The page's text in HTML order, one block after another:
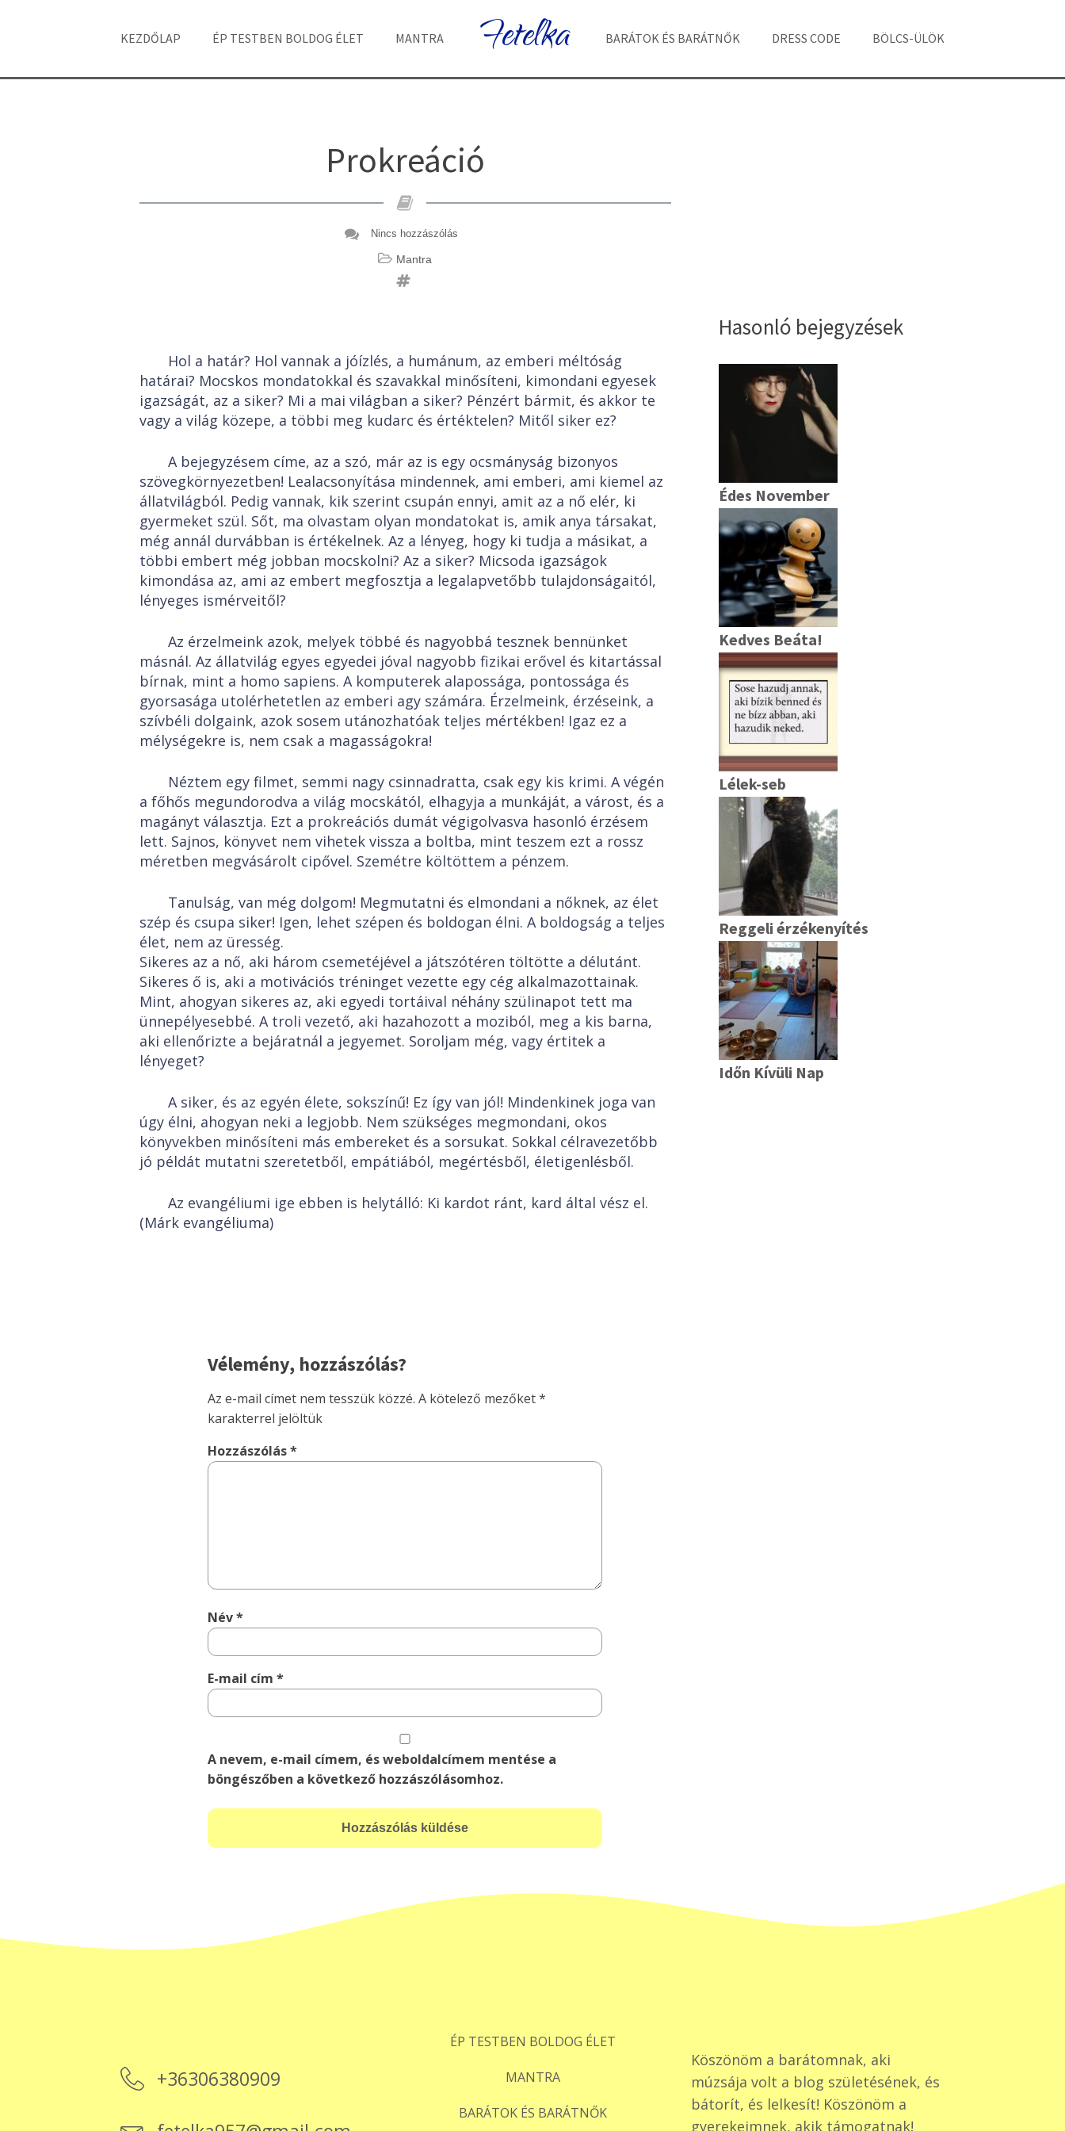
KEZDŐLAP ÉP TESTBEN BOLDOG ÉLET MANTRA Fetelka BARÁTOK ÉS BARÁTNŐK DRESS CODE BÖLCS-ÜLÖK
Prokreáció
Nincs hozzászólás
Mantra
Hol a határ? Hol vannak a jóízlés, a humánum, az emberi méltóság
határai? Mocskos mondatokkal és szavakkal minősíteni, kimondani egyesek
igazságát, az a siker? Mi a mai világban a siker? Pénzért bármit, és akkor te
vagy a világ közepe, a többi meg kudarc és értéktelen? Mitől siker ez?
A bejegyzésem címe, az a szó, már az is egy ocsmányság bizonyos
szövegkörnyezetben! Lealacsonyítása mindennek, ami emberi, ami kiemel az
állatvilágból. Pedig vannak, kik szerint csupán ennyi, amit az a nő elér, ki
gyermeket szül. Sőt, ma olvastam olyan mondatokat is, amik anya társakat,
még annál durvábban is értékelnek. Az a lényeg, hogy ki tudja a másikat, a
többi embert még jobban mocskolni? Az a siker? Micsoda igazságok
kimondása az, ami az embert megfosztja a legalapvetőbb tulajdonságaitól,
lényeges ismérveitől?
Az érzelmeink azok, melyek többé és nagyobbá tesznek bennünket
másnál. Az állatvilág egyes egyedei jóval nagyobb fizikai erővel és kitartással
bírnak, mint a homo sapiens. A komputerek alapossága, pontossága és
gyorsasága utolérhetetlen az emberi agy számára. Érzelmeink, érzéseink, a
szívbéli dolgaink, azok sosem utánozhatóak teljes mértékben! Igaz ez a
mélységekre is, nem csak a magasságokra!
Néztem egy filmet, semmi nagy csinnadratta, csak egy kis krimi. A végén
a főhős megundorodva a világ mocskától, elhagyja a munkáját, a várost, és a
magányt választja. Ezt a prokreációs dumát végigolvasva hasonló érzésem
lett. Sajnos, könyvet nem vihetek vissza a boltba, mint teszem ezt a rossz
méretben megvásárolt cipővel. Szemétre költöttem a pénzem.
Tanulság, van még dolgom! Megmutatni és elmondani a nőknek, az élet
szép és csupa siker! Igen, lehet szépen és boldogan élni. A boldogság a teljes
élet, nem az üresség.
Sikeres az a nő, aki három csemetéjével a játszótéren töltötte a délutánt.
Sikeres ő is, aki a motivációs tréninget vezette egy cég alkalmazottainak.
Mint, ahogyan sikeres az, aki egyedi tortáival néhány szülinapot tett ma
ünnepélyesebbé. A troli vezető, aki hazahozott a moziból, meg a kis barna,
aki ellenőrizte a bejáratnál a jegyemet. Soroljam még, vagy értitek a
lényeget?
A siker, és az egyén élete, sokszínű! Ez így van jól! Mindenkinek joga van
úgy élni, ahogyan neki a legjobb. Nem szükséges megmondani, okos
könyvekben minősíteni más embereket és a sorsukat. Sokkal célravezetőbb
jó példát mutatni szeretetből, empátiából, megértésből, életigenlésből.
Az evangéliumi ige ebben is helytálló: Ki kardot ránt, kard által vész el.
(Márk evangéliuma)
Vélemény, hozzászólás?
Az e-mail címet nem tesszük közzé. A kötelező mezőket*
karakterrel jelöltük
Hozzászólás*
Név*
E-mail cím*
A nevem, e-mail címem, és weboldalcímem mentése a
böngészőben a következő hozzászólásomhoz.
Hasonló bejegyzések
Édes November
Kedves Beáta!
Lélek-seb
Reggeli érzékenyítés
Időn Kívüli Nap
+36306380909
ÉP TESTBEN BOLDOG ÉLET
MANTRA
BARÁTOK ÉS BARÁTNŐK
Köszönöm a barátomnak, aki
múzsája volt a blog születésének, és
bátorít, és lelkesít! Köszönöm a
gyerekeimnek, akik támogatnak!